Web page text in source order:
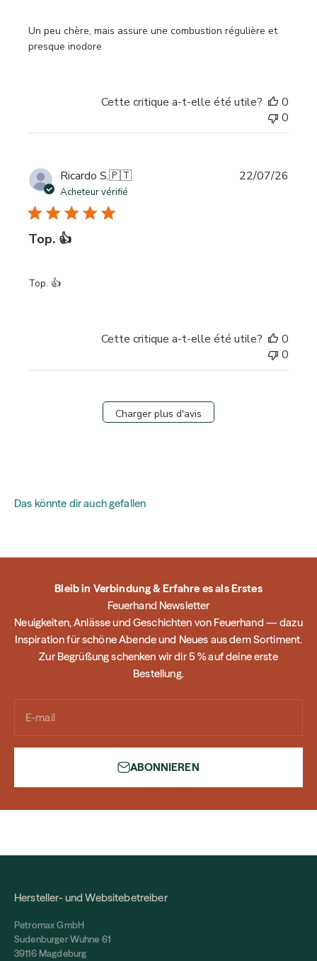
Un peu chère, mais assure une combustion régulière et
presque inodore
Cette critique a-t-elle été utile?
0
0
Ricardo S.🇵🇹
Acheteur vérifié
Top. 👍
Top. 👍
22/07/26
Cette critique a-t-elle été utile?
0
0
Charger plus d'avis
Das könnte dir auch gefallen
Bleib in Verbindung & Erfahre es als Erstes
Feuerhand Newsletter
Neuigkeiten, Anlässe und Geschichten von Feuerhand — dazu
Inspiration für schöne Abende und Neues aus dem Sortiment.
Zur Begrüßung schenken wir dir 5 % auf deine erste
Bestellung.
E-mail
ABONNIEREN
Hersteller- und Websitebetreiber
Petromax GmbH
Sudenburger Wuhne 61
39116 Magdeburg